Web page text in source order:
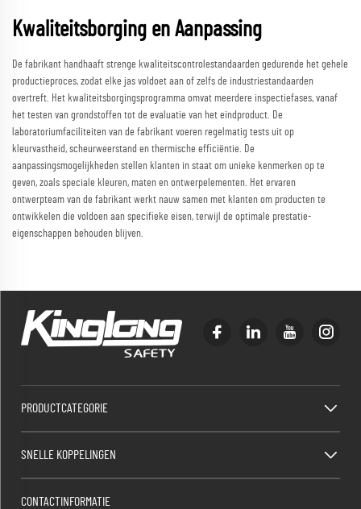
Kwaliteitsborging en Aanpassing
De fabrikant handhaaft strenge kwaliteitscontrolestandaarden gedurende het gehele
productieproces, zodat elke jas voldoet aan of zelfs de industriestandaarden
overtreft. Het kwaliteitsborgingsprogramma omvat meerdere inspectiefases, vanaf
het testen van grondstoffen tot de evaluatie van het eindproduct. De
laboratoriumfaciliteiten van de fabrikant voeren regelmatig tests uit op
kleurvastheid, scheurweerstand en thermische efficiëntie. De
aanpassingsmogelijkheden stellen klanten in staat om unieke kenmerken op te
geven, zoals speciale kleuren, maten en ontwerpelementen. Het ervaren
ontwerpteam van de fabrikant werkt nauw samen met klanten om producten te
ontwikkelen die voldoen aan specifieke eisen, terwijl de optimale prestatie-
eigenschappen behouden blijven.
PRODUCTCATEGORIE
SNELLE KOPPELINGEN
CONTACTINFORMATIE